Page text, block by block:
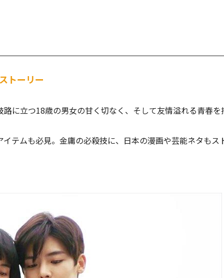
トーリー
に立つ18歳の男女の甘く切なく、そして友情溢れる青春を
テムも必見。金庸の必殺技に、日本の漫画や芸能ネタもス